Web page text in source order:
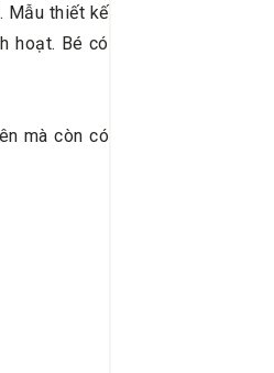
Mẫu thiết kế
hoạt. Bé có
mà còn có